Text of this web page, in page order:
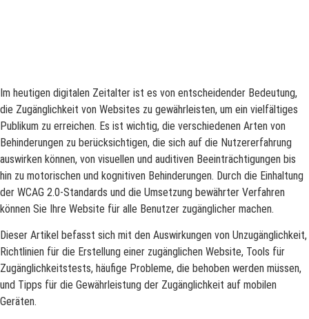
Im heutigen digitalen Zeitalter ist es von entscheidender Bedeutung,
die Zugänglichkeit von Websites zu gewährleisten, um ein vielfältiges
Publikum zu erreichen. Es ist wichtig, die verschiedenen Arten von
Behinderungen zu berücksichtigen, die sich auf die Nutzererfahrung
auswirken können, von visuellen und auditiven Beeinträchtigungen bis
hin zu motorischen und kognitiven Behinderungen. Durch die Einhaltung
der WCAG 2.0-Standards und die Umsetzung bewährter Verfahren
können Sie Ihre Website für alle Benutzer zugänglicher machen.
Dieser Artikel befasst sich mit den Auswirkungen von Unzugänglichkeit,
Richtlinien für die Erstellung einer zugänglichen Website, Tools für
Zugänglichkeitstests, häufige Probleme, die behoben werden müssen,
und Tipps für die Gewährleistung der Zugänglichkeit auf mobilen
Geräten.